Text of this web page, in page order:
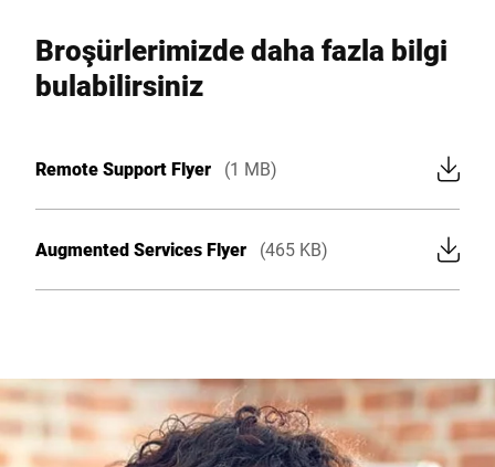
Broşürlerimizde daha fazla bilgi
bulabilirsiniz
Remote Support Flyer (1 MB)
Augmented Services Flyer (465 KB)